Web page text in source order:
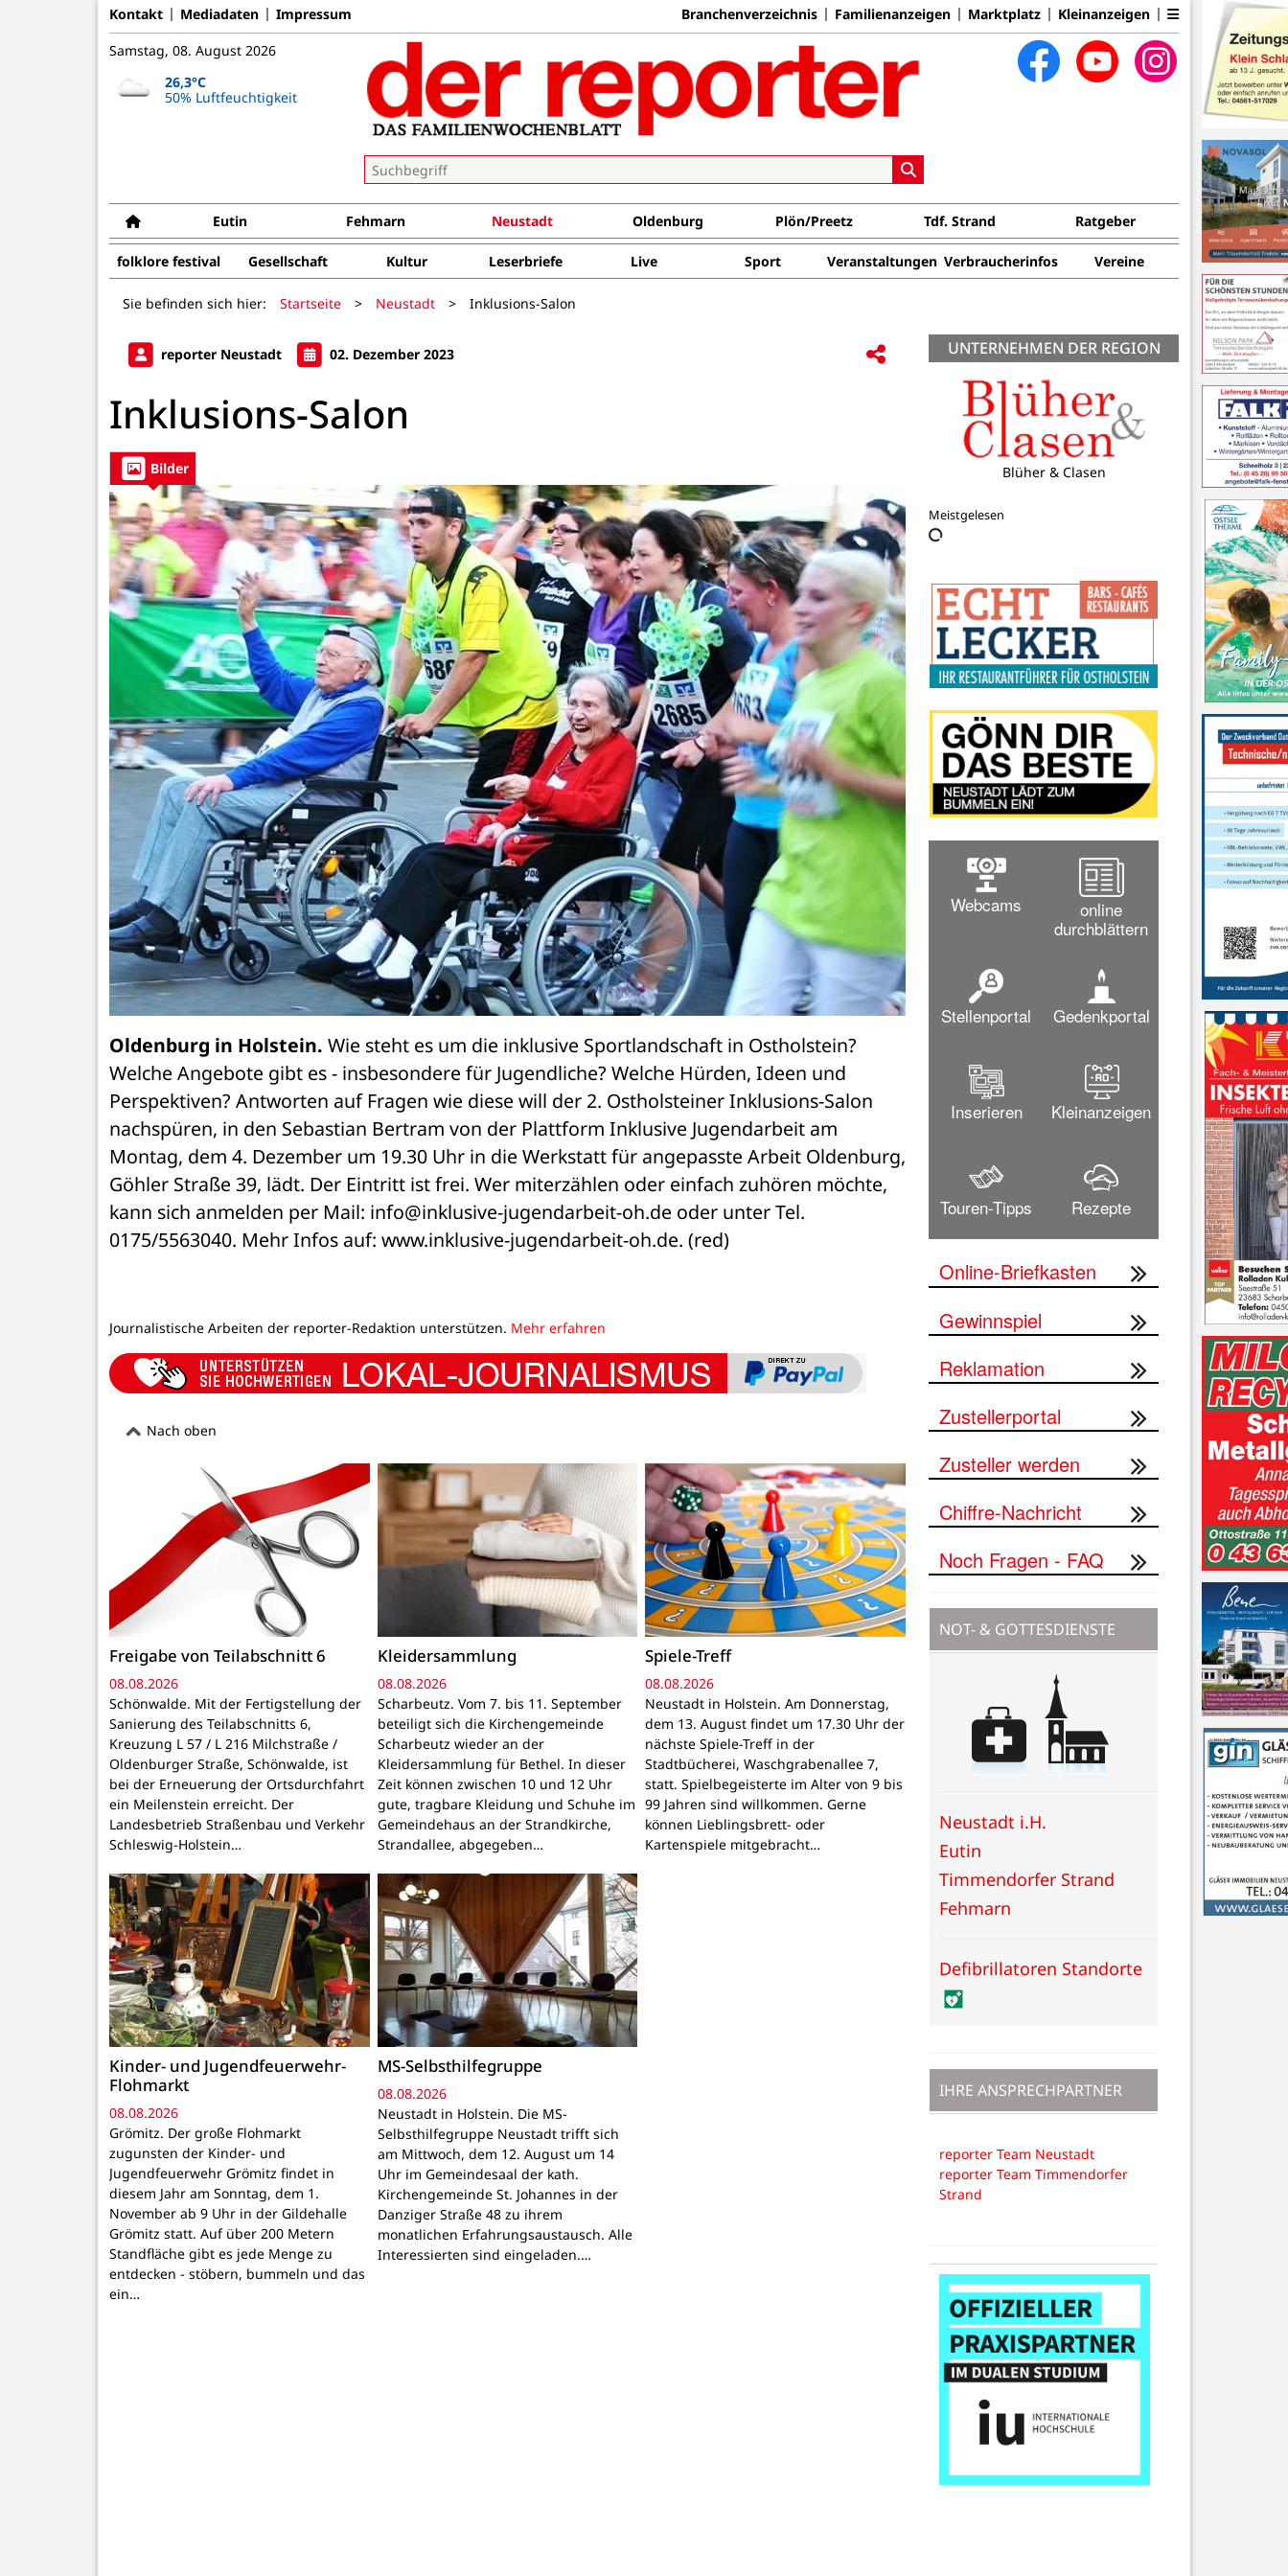
Kontakt Mediadaten Impressum Branchenverzeichnis Familienanzeigen Marktplatz Kleinanzeigen
Samstag, 08. August 2026
26,3°C
50% Luftfeuchtigkeit
Eutin Fehmarn Neustadt Oldenburg Plön/Preetz Tdf. Strand Ratgeber
folklore festival Gesellschaft Kultur Leserbriefe Live Sport Veranstaltungen Verbraucherinfos Vereine
Sie befinden sich hier: Startseite > Neustadt > Inklusions-Salon
reporter Neustadt 02. Dezember 2023
Inklusions-Salon
Bilder
Oldenburg in Holstein. Wie steht es um die inklusive Sportlandschaft in Ostholstein?
Welche Angebote gibt es - insbesondere für Jugendliche? Welche Hürden, Ideen und
Perspektiven? Antworten auf Fragen wie diese will der 2. Ostholsteiner Inklusions-Salon
nachspüren, in den Sebastian Bertram von der Plattform Inklusive Jugendarbeit am
Montag, dem 4. Dezember um 19.30 Uhr in die Werkstatt für angepasste Arbeit Oldenburg,
Göhler Straße 39, lädt. Der Eintritt ist frei. Wer miterzählen oder einfach zuhören möchte,
kann sich anmelden per Mail: info@inklusive-jugendarbeit-oh.de oder unter Tel.
0175/5563040. Mehr Infos auf: www.inklusive-jugendarbeit-oh.de. (red)
Journalistische Arbeiten der reporter-Redaktion unterstützen. Mehr erfahren
Nach oben
Freigabe von Teilabschnitt 6
08.08.2026
Schönwalde. Mit der Fertigstellung der
Sanierung des Teilabschnitts 6,
Kreuzung L 57 / L 216 Milchstraße /
Oldenburger Straße, Schönwalde, ist
bei der Erneuerung der Ortsdurchfahrt
ein Meilenstein erreicht. Der
Landesbetrieb Straßenbau und Verkehr
Schleswig-Holstein…
Kleidersammlung
08.08.2026
Scharbeutz. Vom 7. bis 11. September
beteiligt sich die Kirchengemeinde
Scharbeutz wieder an der
Kleidersammlung für Bethel. In dieser
Zeit können zwischen 10 und 12 Uhr
gute, tragbare Kleidung und Schuhe im
Gemeindehaus an der Strandkirche,
Strandallee, abgegeben…
Spiele-Treff
08.08.2026
Neustadt in Holstein. Am Donnerstag,
dem 13. August findet um 17.30 Uhr der
nächste Spiele-Treff in der
Stadtbücherei, Waschgrabenallee 7,
statt. Spielbegeisterte im Alter von 9 bis
99 Jahren sind willkommen. Gerne
können Lieblingsbrett- oder
Kartenspiele mitgebracht…
Kinder- und Jugendfeuerwehr-
Flohmarkt
08.08.2026
Grömitz. Der große Flohmarkt
zugunsten der Kinder- und
Jugendfeuerwehr Grömitz findet in
diesem Jahr am Sonntag, dem 1.
November ab 9 Uhr in der Gildehalle
Grömitz statt. Auf über 200 Metern
Standfläche gibt es jede Menge zu
entdecken - stöbern, bummeln und das
ein…
MS-Selbsthilfegruppe
08.08.2026
Neustadt in Holstein. Die MS-
Selbsthilfegruppe Neustadt trifft sich
am Mittwoch, dem 12. August um 14
Uhr im Gemeindesaal der kath.
Kirchengemeinde St. Johannes in der
Danziger Straße 48 zu ihrem
monatlichen Erfahrungsaustausch. Alle
Interessierten sind eingeladen.…
UNTERNEHMEN DER REGION
Blüher & Clasen
Meistgelesen
Webcams
online
durchblättern
Stellenportal Gedenkportal
Inserieren Kleinanzeigen
Touren-Tipps Rezepte
Online-Briefkasten
Gewinnspiel
Reklamation
Zustellerportal
Zusteller werden
Chiffre-Nachricht
Noch Fragen - FAQ
NOT- & GOTTESDIENSTE
Neustadt i.H.
Eutin
Timmendorfer Strand
Fehmarn
Defibrillatoren Standorte
IHRE ANSPRECHPARTNER
reporter Team Neustadt
reporter Team Timmendorfer
Strand